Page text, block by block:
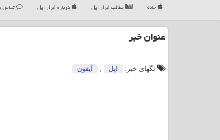
خانه مطالب ابزار اپل درباره ابزار اپل تماس
عنوان خبر
تگهای خبر: اپل , آیفون